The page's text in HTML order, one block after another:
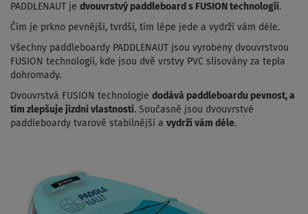
PADDLENAUT je dvouvrstvý paddleboard s FUSION technologií.
Čím je prkno pevnější, tvrdší, tím lépe jede a vydrží vám déle.
Všechny paddleboardy PADDLENAUT jsou vyrobeny dvouvrstvou
FUSION technologií, kde jsou dvě vrstvy PVC slisovány za tepla
dohromady.
Dvouvrstvá FUSION technologie dodává paddleboardu pevnost, a
tím zlepšuje jízdní vlastnosti. Současně jsou dvouvrstvé
paddleboardy tvarově stabilnější a vydrží vám déle.